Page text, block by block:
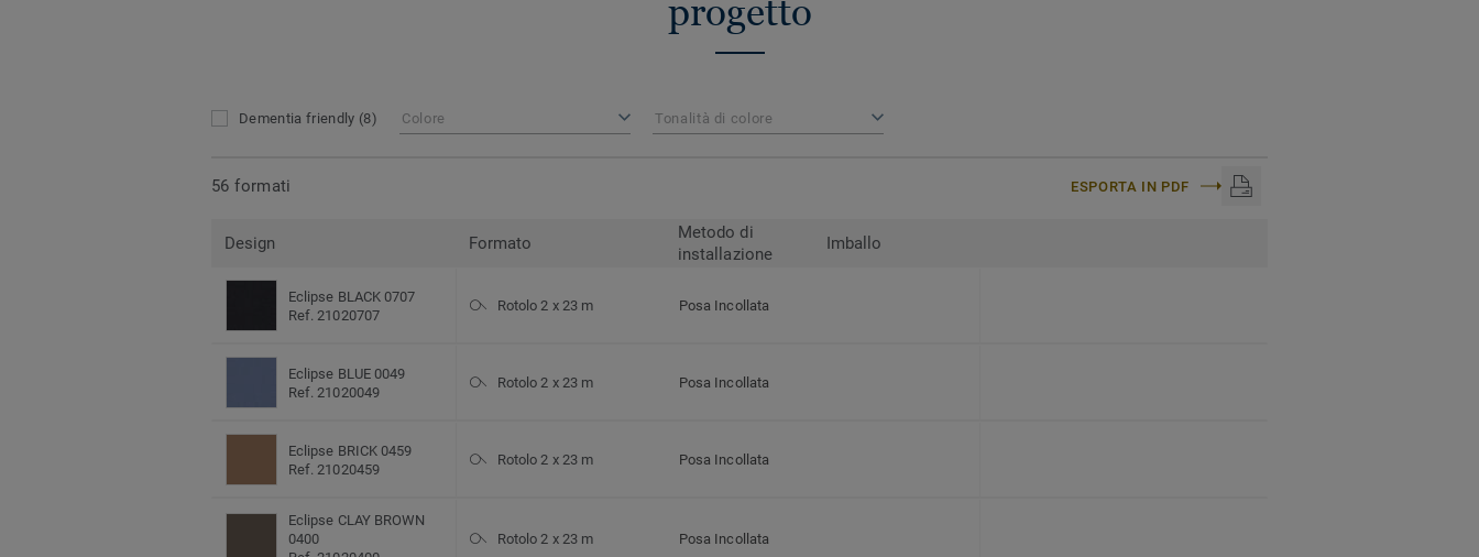
progetto
Dementia friendly (8) Colore Tonalità di colore
56 formati ESPORTA IN PDF
Design Formato
Metodo di
installazione
Imballo
Eclipse BLACK 0707
Ref. 21020707
Rotolo 2 x 23 m Posa Incollata
Eclipse BLUE 0049
Ref. 21020049
Rotolo 2 x 23 m Posa Incollata
Eclipse BRICK 0459
Ref. 21020459
Rotolo 2 x 23 m Posa Incollata
Eclipse CLAY BROWN
0400
Rotolo 2 x 23 m Posa Incollata